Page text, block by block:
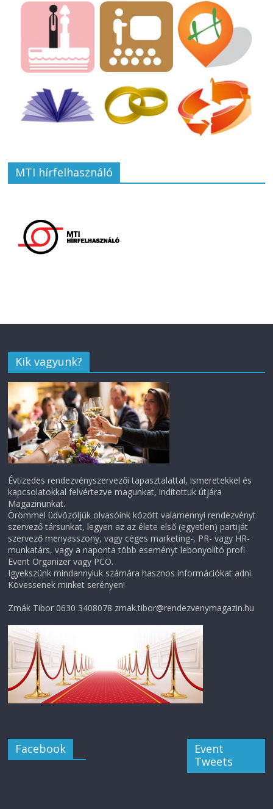
MTI hírfelhasználó
Kik vagyunk?
Évtizedes rendezvényszervezői tapasztalattal, ismeretekkel és
kapcsolatokkal felvértezve magunkat, indítottuk útjára
Magazinunkat.
Örömmel üdvözöljük olvasóink között valamennyi rendezvényt
szervező társunkat, legyen az az élete első (egyetlen) partiját
szervező menyasszony, vagy céges marketing-, PR- vagy HR-
munkatárs, vagy a naponta több eseményt lebonyolító profi
Event Organizer vagy PCO.
Igyekszünk mindannyiuk számára hasznos információkat adni.
Kövessenek minket serényen!
Zmák Tibor 0630 3408078 zmak.tibor@rendezvenymagazin.hu
Facebook
Event
Tweets